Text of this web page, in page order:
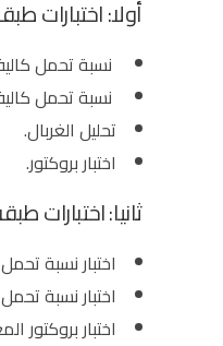
أولا: اختبارات
نسبة تحمل
نسبة تحمل
تحليل الغربال.
اختبار بروكتور.
ثانيا: اختبارات
اختبار نسبة تحمل
اختبار نسبة
اختبار بروكتور